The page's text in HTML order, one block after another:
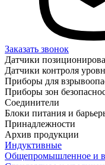
Заказать звонок
Датчики
Датчики контроля
Приборы для
Приборы зон
Соединители
Блоки питания и
Принадлежности
Архив продукции
Индуктивные
Общепромышленное и